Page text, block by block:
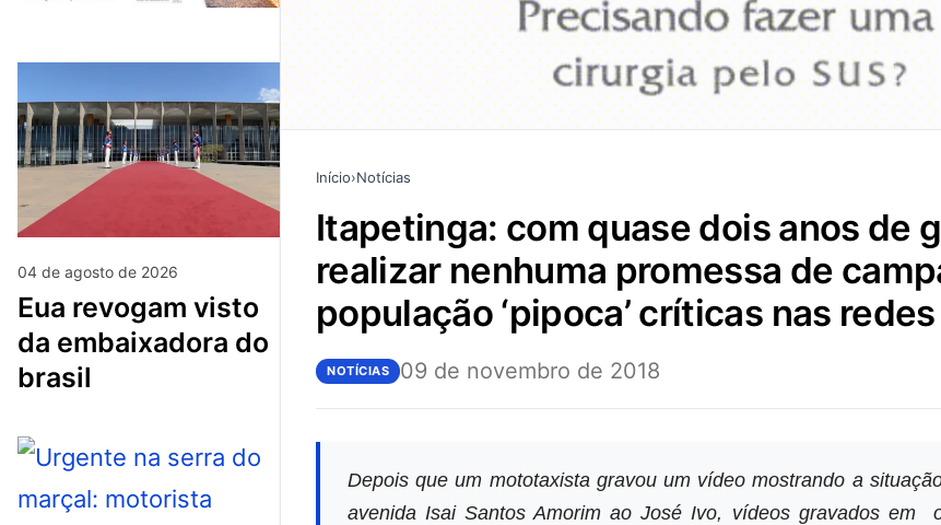
04 de agosto de 2026
eua revogam visto
da embaixadora do
brasil
Início›Notícias
itapetinga: com quase dois anos de gestão e sem
realizar nenhuma promessa de
população ‘pipoca’ críticas nas
NOTÍCIAS 09 de novembro de 2018
Depois que um mototaxista gravou um vídeo mostrando a
avenida Isai Santos Amorim ao José Ivo, vídeos gravados em